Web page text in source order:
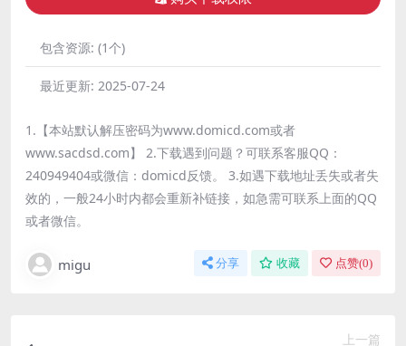
包含资源: (1个)
最近更新: 2025-07-24
1.【本站默认解压密码为www.domicd.com或者
www.sacdsd.com】 2.下载遇到问题？可联系客服QQ：
240949404或微信：domicd反馈。 3.如遇下载地址丢失或者失
效的，一般24小时内都会重新补链接，如急需可联系上面的QQ
或者微信。
migu 分享 收藏 点赞(0)
上一篇